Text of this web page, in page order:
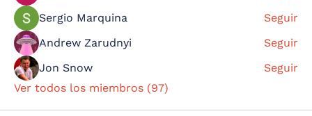
Sergio Marquina
Seguir
Andrew Zarudnyi
Seguir
Jon Snow
Seguir
Ver todos los miembros (97)